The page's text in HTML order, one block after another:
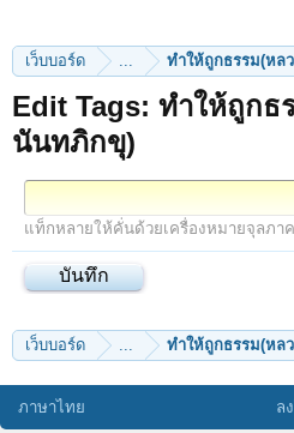
เว็บบอร์ด ... ทำให้ถูกธรรม(หล
Edit Tags: ทำให้ถูก
นันทภิกขุ)
แท็กหลายให้คั่นด้วยเครื่องหมายจุลภา
เว็บบอร์ด ... ทำให้ถูกธรรม(หล
ภาษาไทย ล